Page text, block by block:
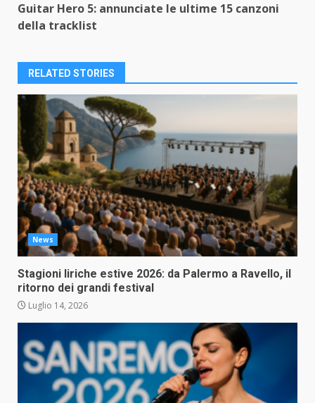
Guitar Hero 5: annunciate le ultime 15 canzoni
della tracklist
RELATED STORIES
News
Stagioni liriche estive 2026: da Palermo a Ravello, il
ritorno dei grandi festival
Luglio 14, 2026